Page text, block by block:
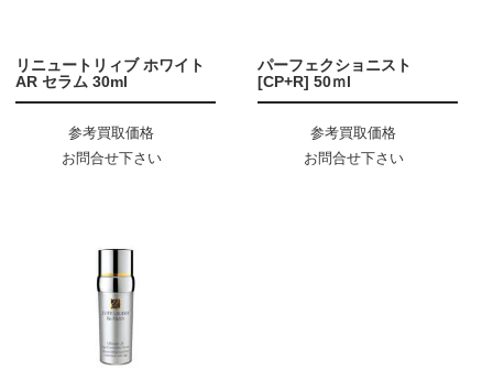
リニュートリィブ ホワイト
AR セラム 30ml
参考買取価格
お問合せ下さい
パーフェクショニスト
[CP+R] 50ｍl
参考買取価格
お問合せ下さい